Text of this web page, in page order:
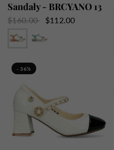
Sandały - BRCYANO 13
$160.00
$112.00
- 36%